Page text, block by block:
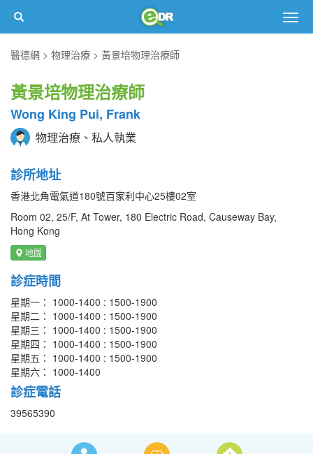
醫德網
物理治療 黃景培物理治療師
黃景培物理治療師
Wong King Pui, Frank
物理治療、私人執業
診所地址
香港北角電氣道180號百家利中心25樓02室
Room 02, 25/F, At Tower, 180 Electric Road, Causeway Bay,
Hong Kong
地圖
診症時間
星期一： 1000-1400 : 1500-1900
星期二： 1000-1400 : 1500-1900
星期三： 1000-1400 : 1500-1900
星期四： 1000-1400 : 1500-1900
星期五： 1000-1400 : 1500-1900
星期六： 1000-1400
診症電話
39565390